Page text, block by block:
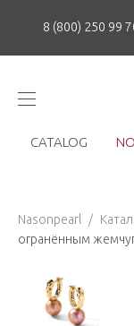
8 (800) 250 99
CATALOG
Nasonpearl /
огранённым